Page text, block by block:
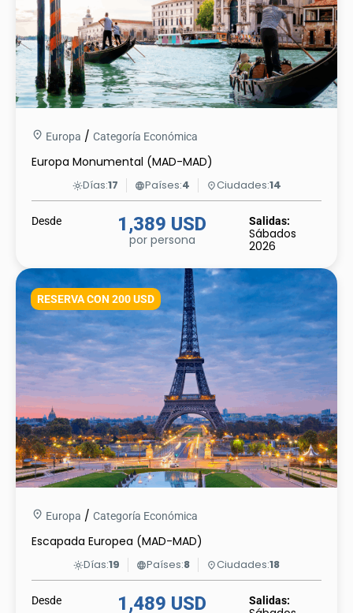
Europa / Categoría Económica
Europa Monumental (MAD-MAD)
light_modeDías:17 languagePaíses:4 placeCiudades:14
Desde 1,389 USD
por persona
Salidas:
Sábados
2026
RESERVA CON 200 USD
Europa / Categoría Económica
Escapada Europea (MAD-MAD)
light_modeDías:19 languagePaíses:8 placeCiudades:18
Desde 1,489 USD Salidas: